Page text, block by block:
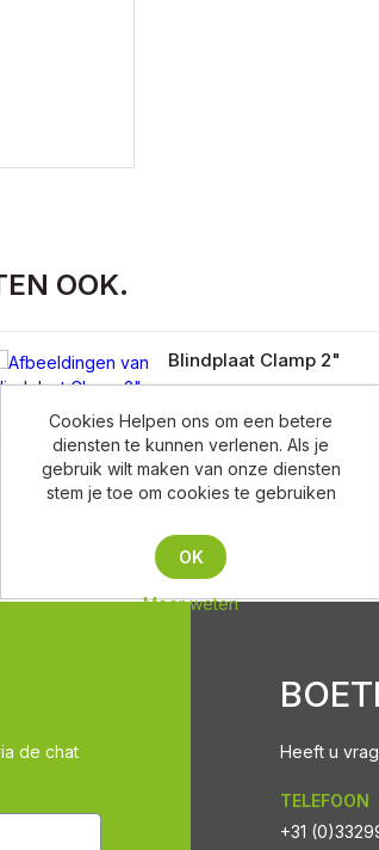
OOK.
aanvraag
Blindplaat Clamp 2"
de chat
Heeft u
TELEFOON
+31
Cookies Helpen ons om een betere
diensten te kunnen verlenen. Als je
gebruik wilt maken van onze diensten
stem je toe om cookies te gebruiken
OK
Meer weten